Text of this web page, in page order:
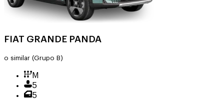
FIAT GRANDE PANDA
o similar (Grupo B)
M
5
5